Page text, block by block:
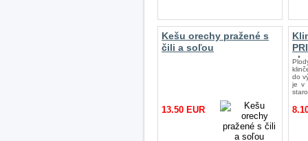
Kešu orechy pražené s
čili a soľou
13.50 EUR
do
je v